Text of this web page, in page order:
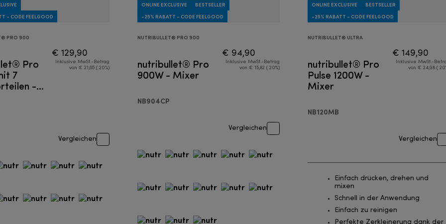
- CODE FEELGOOD
PRO 900
Pro
7
-
€ 129,90
Inklusive MwSt.-Betrag
von € 21,65 ( 20%)
Vergleichen
ONLINE EXCLUSIVE
BESTSELLER
-25% RABATT - CODE FEELGOOD
NUTRIBULLET® PRO 900
nutribullet® Pro
900W - Mixer
NB904CP
€ 94,90
Inklusive MwSt.-Betrag
von € 15,82 ( 20%)
Vergleichen
ONLINE EXCLUSIVE
BESTSELLER
-25% RABATT - CODE FEELGOOD
NUTRIBULLET® ULTRA
nutribullet® Pro
Pulse 1200W -
Mixer
NB120MB
€ 149,90
Inklusive MwSt.-
von € 24,98 (
Vergleichen
Einfach drücken, drehen und
mixen
Schnell in der Anwendung
Einfach zu reinigen
Perfekte Zerkleinerung dank der